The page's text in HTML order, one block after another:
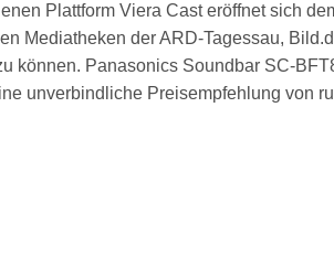
Plattform Viera Cast eröffnet sich
Mediatheken der ARD-Tagessau,
können. Panasonics Soundbar SC-
unverbindliche Preisempfehlung von